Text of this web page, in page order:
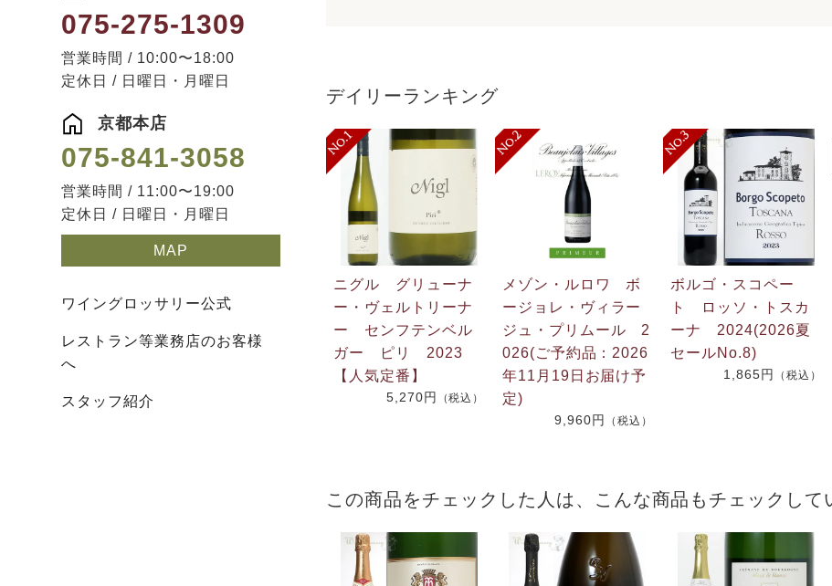
075-275-1309
営業時間 / 10:00〜18:00
定休日 / 日曜日・月曜日
京都本店
075-841-3058
営業時間 / 11:00〜19:00
定休日 / 日曜日・月曜日
MAP
ワイングロッサリー公式
レストラン等業務店のお客様
へ
スタッフ紹介
デイリーランキング
ニグル グリューナ
ー・ヴェルトリーナ
ー センフテンベル
ガー ピリ 2023
【人気定番】
5,270円 （税込）
メゾン・ルロワ ボ
ージョレ・ヴィラー
ジュ・プリムール 2
026(ご予約品：2026
年11月19日お届け予
定)
9,960円 （税込）
ボルゴ・スコペー
ト ロッソ・トスカ
ーナ 2024(2026夏
セールNo.8)
1,865円 （税込）
この商品をチェックした人は、こんな商品もチェックして